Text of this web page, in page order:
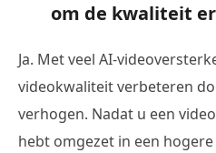
om de kwaliteit
Ja. Met veel AI-
videokwaliteit verbeteren
verhogen. Nadat u een
hebt omgezet in een